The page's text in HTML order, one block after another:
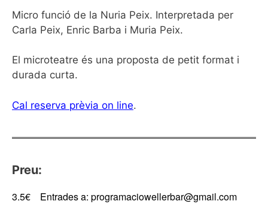
Micro funció de la Nuria Peix. Interpretada per
Carla Peix, Enric Barba i Muria Peix.
El microteatre és una proposta de petit format i
durada curta.
Cal reserva prèvia on line.
Preu:
3.5€ Entrades a: programaciowellerbar@gmail.com